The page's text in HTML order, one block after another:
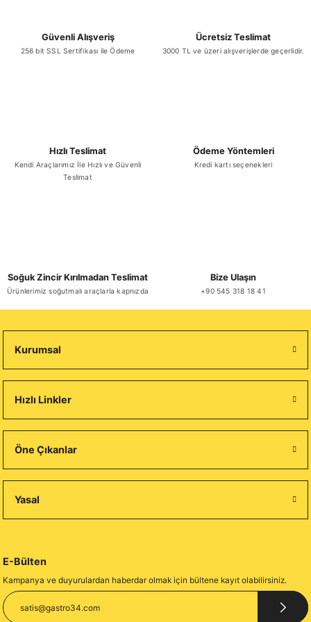
Güvenli Alışveriş
256 bit SSL Sertifikası ile Ödeme
Ücretsiz Teslimat
3000 TL ve üzeri alışverişlerde geçerlidir.
Hızlı Teslimat
Kendi Araçlarımız İle Hızlı ve Güvenli
Teslimat
Ödeme Yöntemleri
Kredi kartı seçenekleri
Soğuk Zincir Kırılmadan Teslimat
Ürünlerimiz soğutmalı araçlarla kapnızda
Bize Ulaşın
+90 545 318 18 41
Kurumsal
Hızlı Linkler
Öne Çıkanlar
Yasal
E-Bülten
Kampanya ve duyurulardan haberdar olmak için bültene kayıt olabilirsiniz.